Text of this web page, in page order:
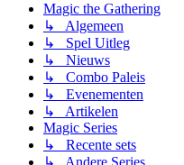
Magic the Gathering
↳ Algemeen
↳ Spel Uitleg
↳ Nieuws
↳ Combo Paleis
↳ Evenementen
↳ Artikelen
Magic Series
↳ Recente sets